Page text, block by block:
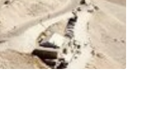
Sporta Mon Ventoux
Buff 2024